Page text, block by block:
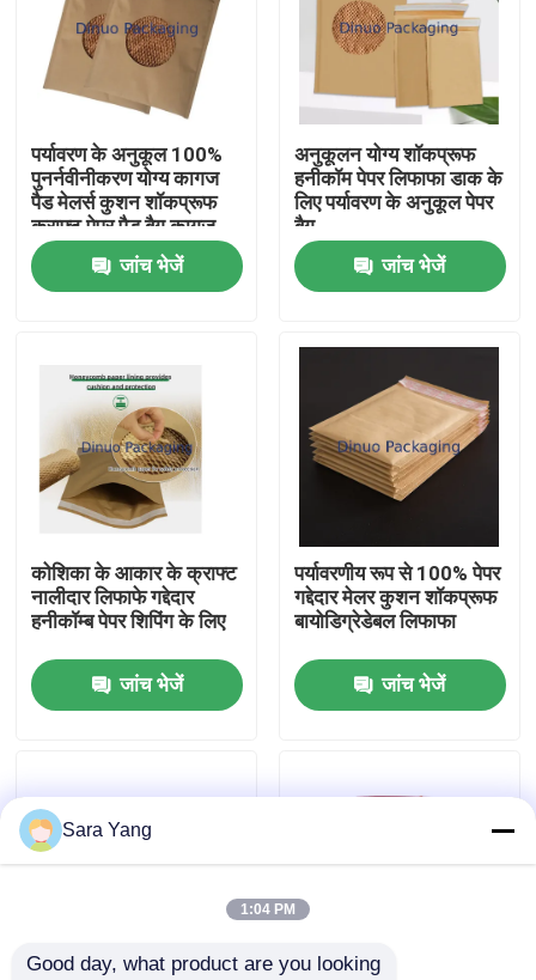
घर
वीडियो
हमारे बारे में
कारखाना दौरा
गुणवत्ता नियंत्रण
समाचार
बबल मेलिंग बैग
पर्यावरण के अनुकूल 100%
पुनर्नवीनीकरण योग्य कागज
पैड मेलर्स कुशन शॉकप्रूफ
क्राफ्ट पेपर पैड बैग कागज
पैकेजिंग
जांच भेजें
अनुकूलन योग्य शॉकप्रूफ
हनीकॉम पेपर लिफाफा डाक के
लिए पर्यावरण के अनुकूल पेपर
बैग
जांच भेजें
कोशिका के आकार के क्राफ्ट
नालीदार लिफाफे गद्देदार
हनीकॉम्ब पेपर शिपिंग के लिए
जांच भेजें
पर्यावरणीय रूप से 100% पेपर
गद्देदार मेलर कुशन शॉकप्रूफ
बायोडिग्रेडेबल लिफाफा
जांच भेजें
Sara Yang
1:04 PM
Good day, what product are you looking